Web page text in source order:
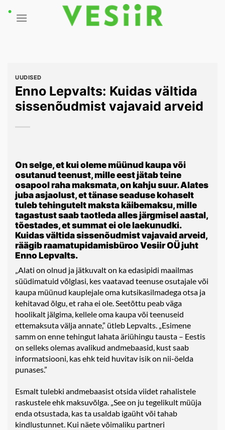
UUDISED
Enno Lepvalts: Kuidas vältida
sissenõudmist vajavaid arveid
On selge, et kui oleme müünud kaupa või
osutanud teenust, mille eest jätab teine
osapool raha maksmata, on kahju suur. Alates
juba asjaolust, et tänase seaduse kohaselt
tuleb tehingutelt maksta käibemaksu, mille
tagastust saab taotleda alles järgmisel aastal,
tõestades, et summat ei ole laekunudki.
Kuidas vältida sissenõudmist vajavaid arveid,
räägib raamatupidamisbüroo Vesiir OÜ juht
Enno Lepvalts.
„Alati on olnud ja jätkuvalt on ka edasipidi maailmas
süüdimatuid võlglasi, kes vaatavad teenuse osutajale või
kaupa müünud kauplejale oma kutsikasilmadega otsa ja
kehitavad õlgu, et raha ei ole. Seetõttu peab väga
hoolikalt jälgima, kellele oma kaupa või teenuseid
ettemaksuta välja annate,” ütleb Lepvalts. „Esimene
samm on enne tehingut lahata äriühingu tausta – Eestis
on selleks olemas avalikud andmebaasid, kust saab
informatsiooni, kas ehk teid huvitav isik on nii-öelda
punases.”
Esmalt tulebki andmebaasist otsida viidet rahalistele
raskustele ehk maksuvõlga. „See on ju tegelikult müüja
enda otsustada, kas ta usaldab igaüht või tahab
kindlustunnet. Kui näete võimaliku partneri